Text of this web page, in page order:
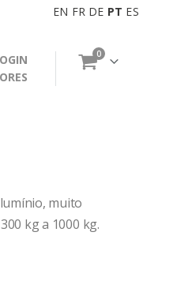
EN FR DE PT ES
0
muito
kg a 1000 kg.